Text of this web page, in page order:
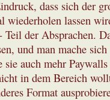
dass sich der
wiederholen lassen
Teil der Absprachen.
und man mache
sie auch mehr
in dem Bereich
Format